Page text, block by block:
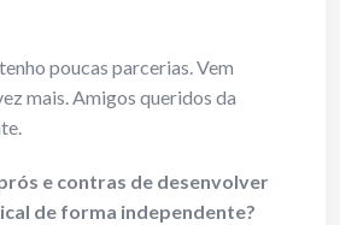
poucas parcerias. Vem
mais. Amigos queridos da
e contras de desenvolver
de forma independente?